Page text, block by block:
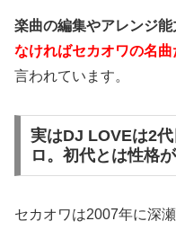
楽曲の編集やアレンジ能
なければセカオワの名
言われています。
実はDJ LOVEは2
ロ。初代とは性格
セカオワは2007年に深